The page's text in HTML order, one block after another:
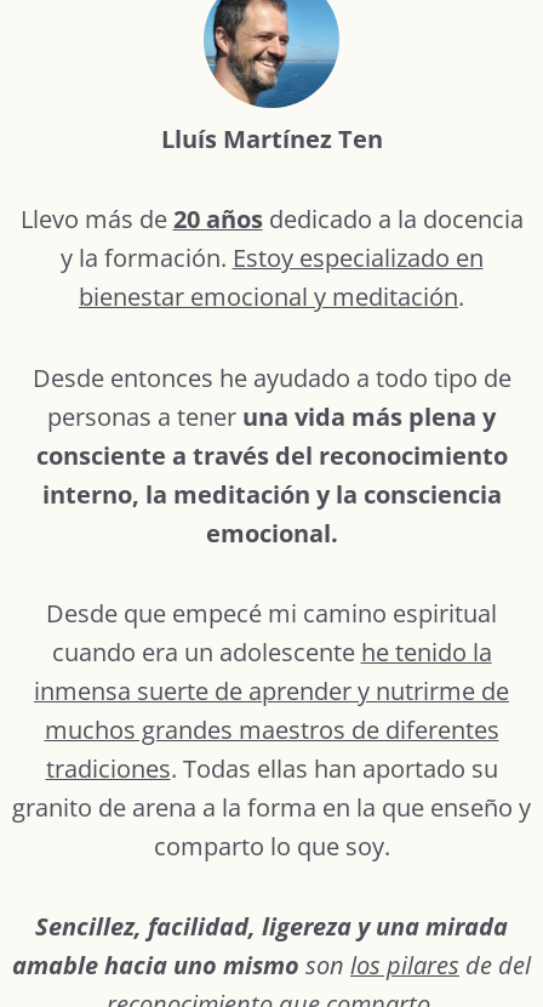
Lluís Martínez Ten
Llevo más de20 añosdedicado a la docencia
y la formación. Estoy especializado en
bienestar emocional y meditación.
Desde entonces he ayudado a todo tipo de
personas a tener una vida más plena y
consciente a través del reconocimiento
interno, la meditación y la consciencia
emocional.
Desde que empecé mi camino espiritual
cuando era un adolescente he tenido la
inmensa suerte de aprender y nutrirme de
muchos grandes maestros de diferentes
tradiciones. Todas ellas han aportado su
granito de arena a la forma en la que enseño y
comparto lo que soy.
Sencillez, facilidad, ligereza y una mirada
amable hacia uno mismo son los pilares de del